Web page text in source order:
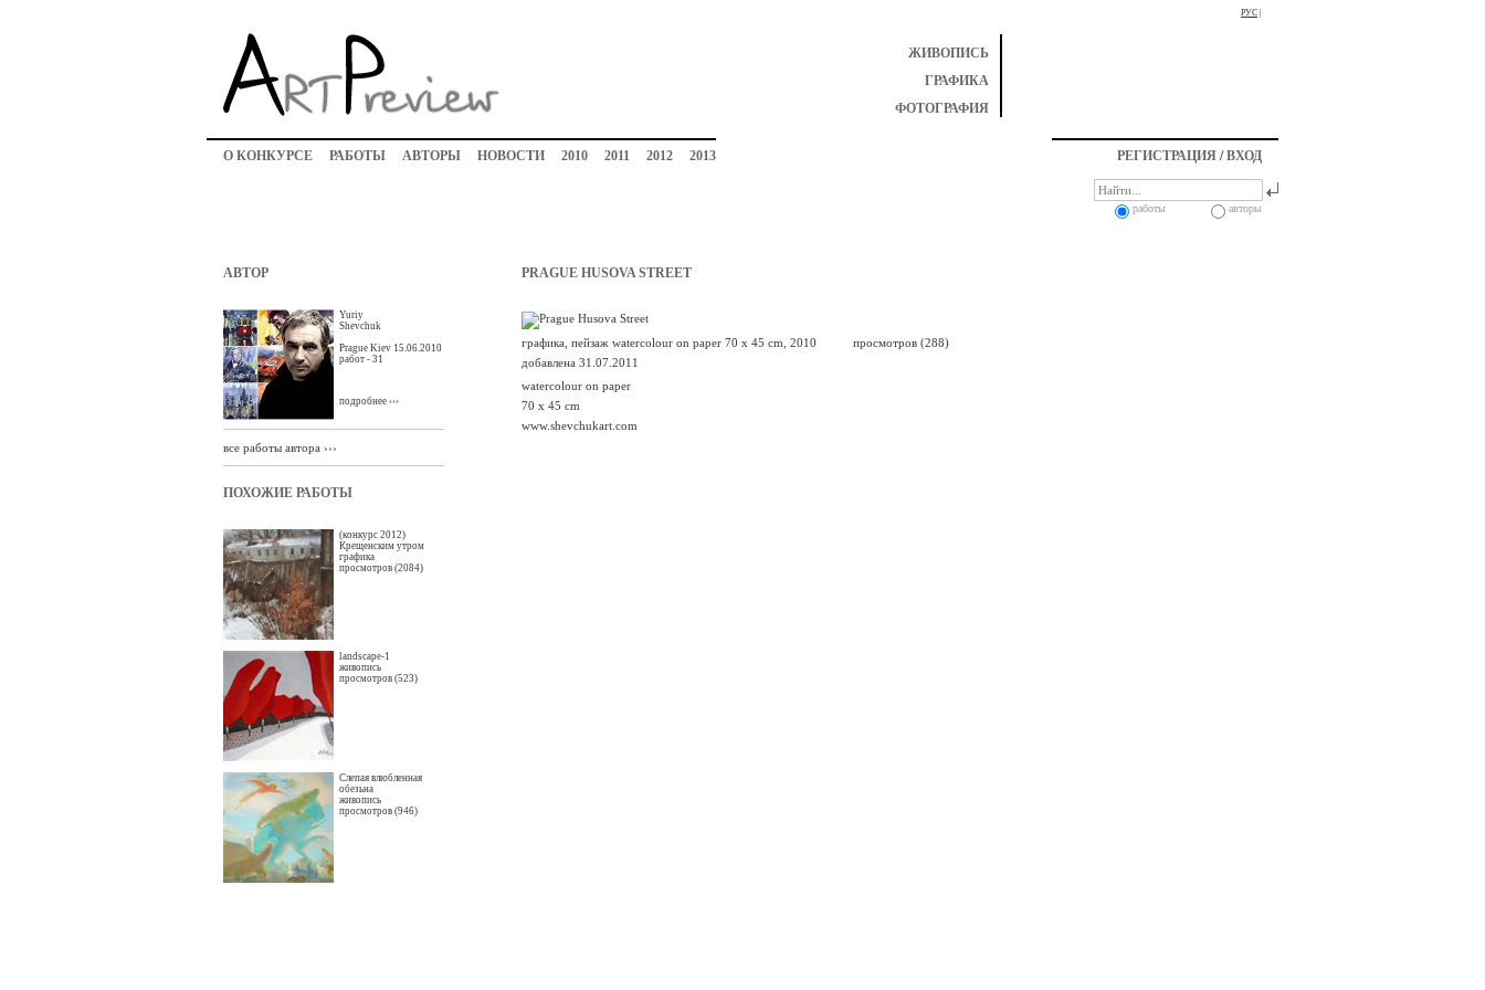
РУС
ЖИВОПИСЬ
ГРАФИКА
ФОТОГРАФИЯ
О КОНКУРСЕ РАБОТЫ АВТОРЫ НОВОСТИ 2010 2011 2012 2013 РЕГИСТРАЦИЯ /ВХОД
работы авторы
АВТОР
Yuriy
Shevchuk
Prague Kiev 15.06.2010
работ - 31
подробнее ›››
все работы автора ›››
ПОХОЖИЕ РАБОТЫ
(конкурс 2012)
Крещенским утром
графика
просмотров (2084)
landscape-1
живопись
просмотров (523)
Слепая влюбленная
обезьна
живопись
просмотров (946)
PRAGUE HUSOVA STREET
просмотров (288)
графика, пейзаж watercolour on paper 70 x 45 cm, 2010
добавлена 31.07.2011
watercolour on paper
70 x 45 cm
www.shevchukart.com